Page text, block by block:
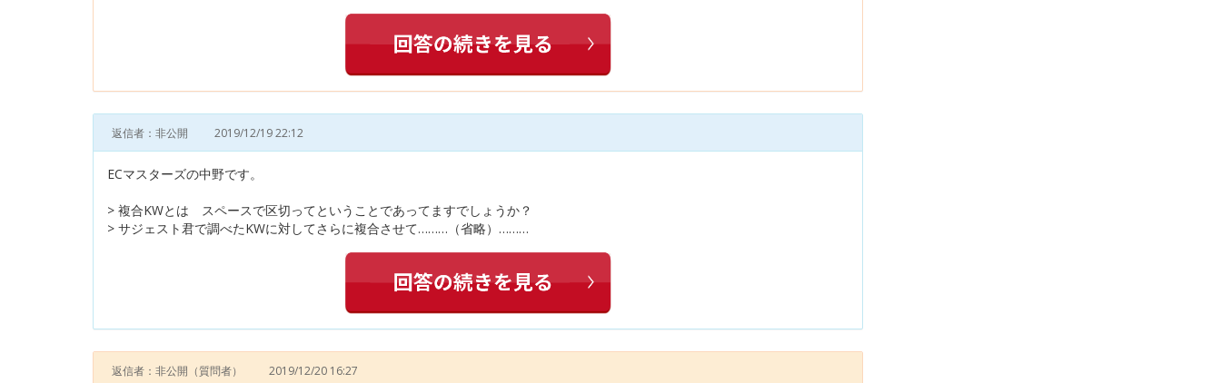
返信者：非公開 2019/12/19 22:12
ECマスターズの中野です。
> 複合KWとは スペースで区切ってということであってますでしょうか？
> サジェスト君で調べたKWに対してさらに複合させて………（省略）………
返信者：非公開 （質問者） 2019/12/20 16:27